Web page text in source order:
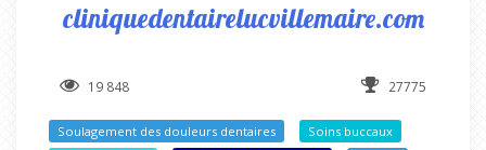
cliniquedentairelucvillemaire.com
19 848 27775
Soulagement des douleurs dentaires
Soins buccaux